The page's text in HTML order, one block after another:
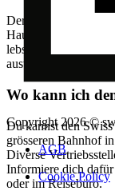
Der Swiss Travel
Hauptwohnsitz
lebst, kannst du
ausweichen.
Wo kann ich
Du kannst den
grösseren Bahnhof
Diverse
Informiere dich
oder im Reisebüro.
Copyright 2026 ©
AGB
Cookie Policy